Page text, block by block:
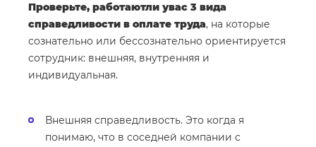
Проверьте, работаютли увас 3 вида
справедливости в оплате труда, на которые
сознательно или бессознательно ориентируется
сотрудник: внешняя, внутренняя и
индивидуальная.
Внешняя справедливость. Это когда я
понимаю, что в соседней компании с